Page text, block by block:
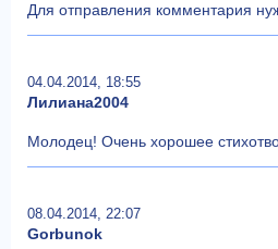
Для отправления комментария
04.04.2014, 18:55
Лилиана2004
Молодец! Очень хорошее
08.04.2014, 22:07
Gorbunok